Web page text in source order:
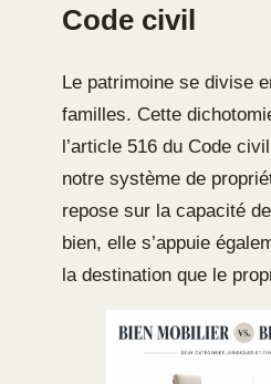
Code civil
Le patrimoine se divise
familles. Cette
l’article 516 du Code
notre système de
repose sur la capacité
bien, elle s’appuie
la destination que le